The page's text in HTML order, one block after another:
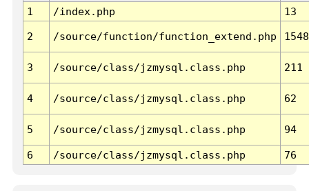
1
/index.php 13
2 /source/function/function_extend.php 1548
3 /source/class/jzmysql.class.php 211
4 /source/class/jzmysql.class.php 62
5 /source/class/jzmysql.class.php 94
6 /source/class/jzmysql.class.php 76